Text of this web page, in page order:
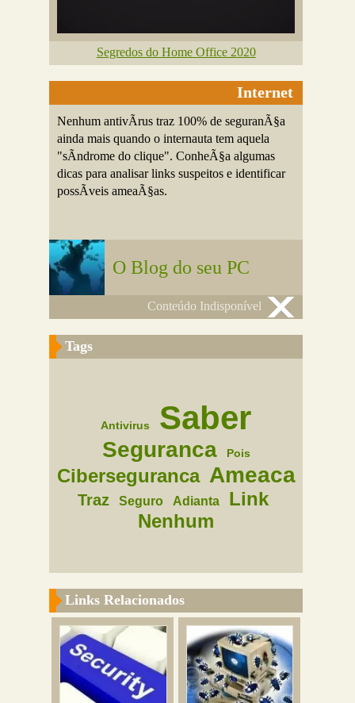
Segredos do Home Office 2020
Internet
Nenhum antivÃ­rus traz 100% de seguranÃ§a
ainda mais quando o internauta tem aquela
"sÃ­ndrome do clique". ConheÃ§a algumas
dicas para analisar links suspeitos e identificar
possÃ­veis ameaÃ§as.
O Blog do seu PC
Conteúdo Indisponível
Tags
Antivirus Saber
Seguranca Pois
Ciberseguranca Ameaca
Traz Seguro Adianta
Link
Nenhum
Links Relacionados